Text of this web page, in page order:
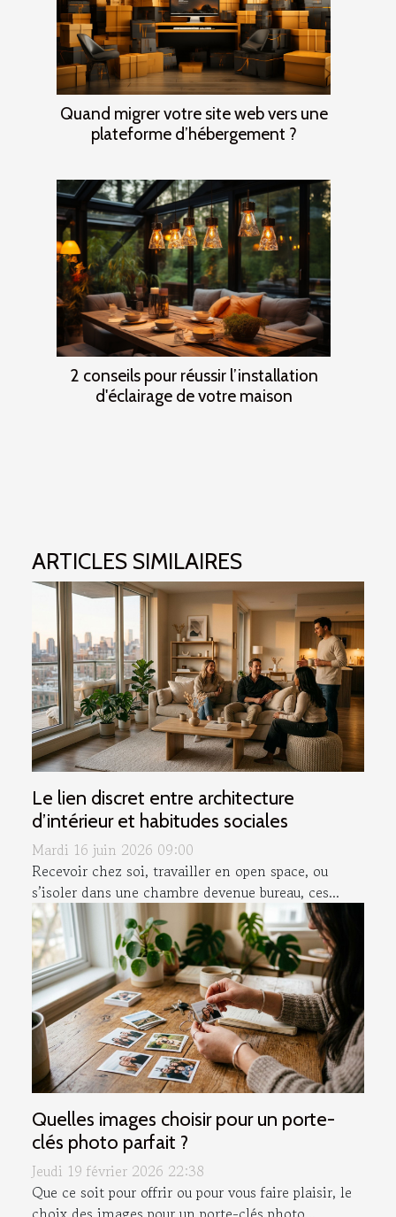
Quand migrer votre site web vers une
plateforme d’hébergement ?
2 conseils pour réussir l’installation
d'éclairage de votre maison
ARTICLES SIMILAIRES
Le lien discret entre architecture
d’intérieur et habitudes sociales
Mardi 16 juin 2026 09:00
Recevoir chez soi, travailler en open space, ou
s’isoler dans une chambre devenue bureau, ces...
Quelles images choisir pour un porte-
clés photo parfait ?
Jeudi 19 février 2026 22:38
Que ce soit pour offrir ou pour vous faire plaisir, le